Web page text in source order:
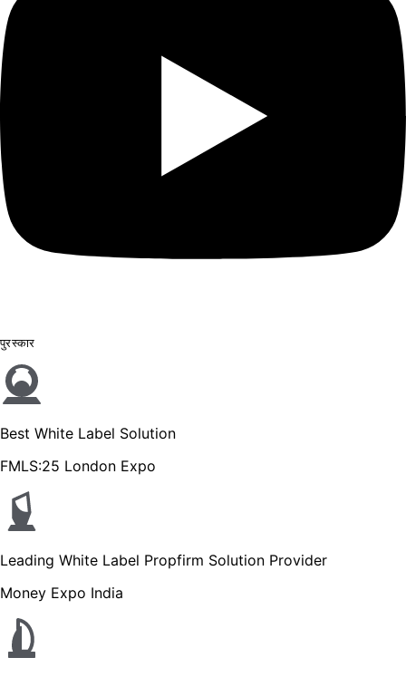
पुरस्कार
Best White Label Solution
FMLS:25 London Expo
Leading White Label Propfirm Solution Provider
Money Expo India